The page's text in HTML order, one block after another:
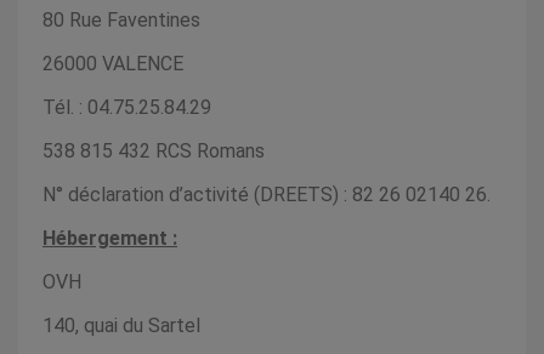
80 Rue Faventines
26000 VALENCE
Tél. : 04.75.25.84.29
538 815 432 RCS Romans
N° déclaration d’activité (DREETS) : 82 26 02140 26.
Hébergement :
OVH
140, quai du Sartel